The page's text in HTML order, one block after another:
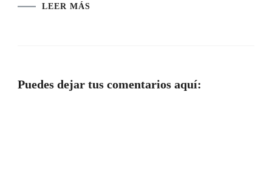
LEER MÁS
Puedes dejar tus comentarios aquí: